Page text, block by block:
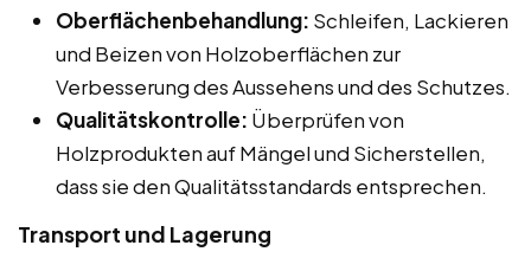
Oberflächenbehandlung: Schleifen, Lackieren
und Beizen von Holzoberflächen zur
Verbesserung des Aussehens und des Schutzes.
Qualitätskontrolle: Überprüfen von
Holzprodukten auf Mängel und Sicherstellen,
dass sie den Qualitätsstandards entsprechen.
Transport und Lagerung